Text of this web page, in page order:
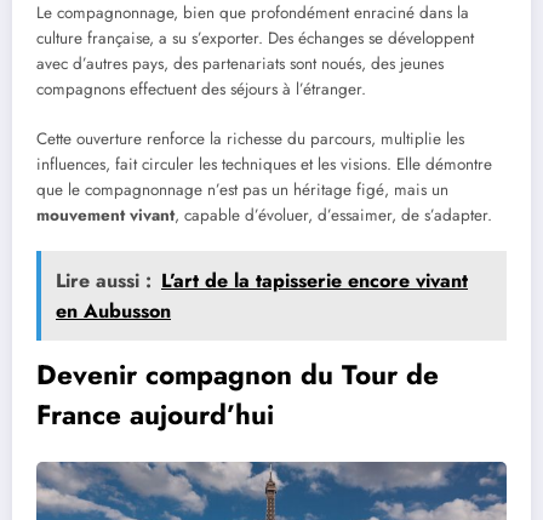
Le compagnonnage, bien que profondément enraciné dans la
culture française, a su s’exporter. Des échanges se développent
avec d’autres pays, des partenariats sont noués, des jeunes
compagnons effectuent des séjours à l’étranger.
Cette ouverture renforce la richesse du parcours, multiplie les
influences, fait circuler les techniques et les visions. Elle démontre
que le compagnonnage n’est pas un héritage figé, mais un
mouvement vivant, capable d’évoluer, d’essaimer, de s’adapter.
Lire aussi : L’art de la tapisserie encore vivant
en Aubusson
Devenir compagnon du Tour de
France aujourd’hui